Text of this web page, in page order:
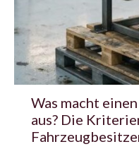
Was macht
aus? Die